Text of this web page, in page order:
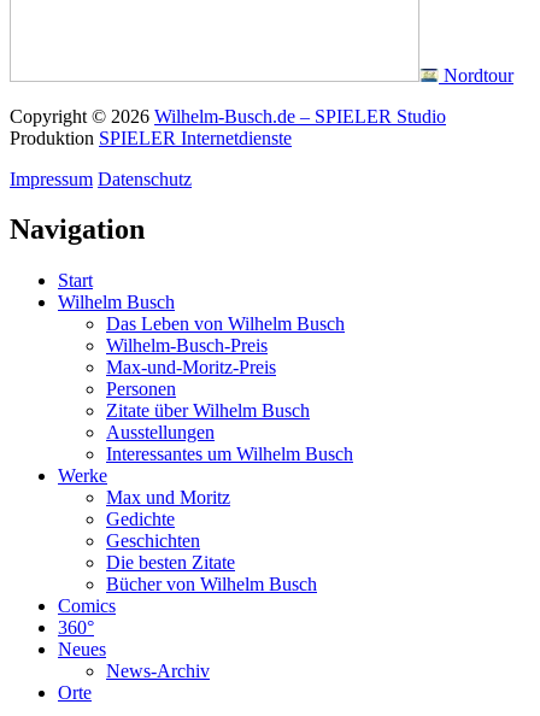
Nordtour
Copyright © 2026 Wilhelm-Busch.de – SPIELER Studio
Produktion SPIELER Internetdienste
Impressum Datenschutz
Navigation
Start
Wilhelm Busch
Das Leben von Wilhelm Busch
Wilhelm-Busch-Preis
Max-und-Moritz-Preis
Personen
Zitate über Wilhelm Busch
Ausstellungen
Interessantes um Wilhelm Busch
Werke
Max und Moritz
Gedichte
Geschichten
Die besten Zitate
Bücher von Wilhelm Busch
Comics
360°
Neues
News-Archiv
Orte